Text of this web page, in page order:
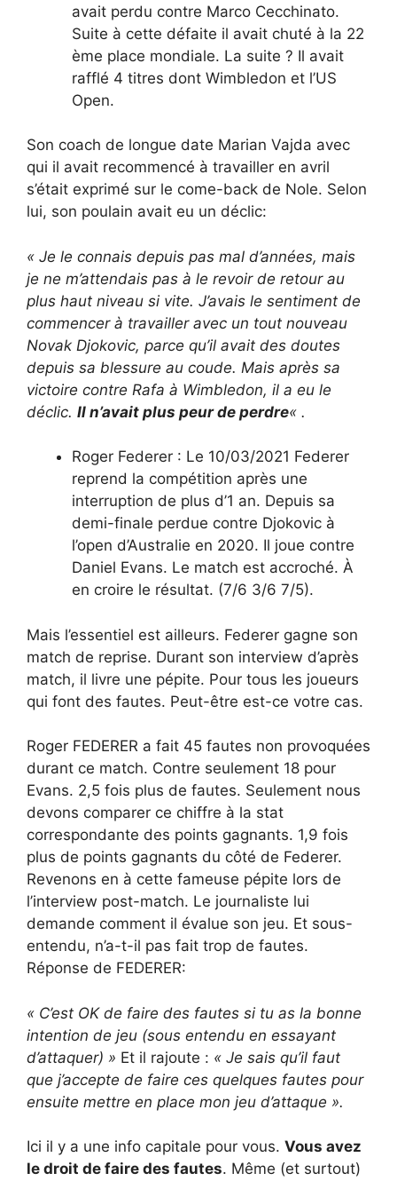
avait perdu contre Marco Cecchinato.
Suite à cette défaite il avait chuté à la 22
ème place mondiale. La suite ? Il avait
rafflé 4 titres dont Wimbledon et l’US
Open.
Son coach de longue date Marian Vajda avec
qui il avait recommencé à travailler en avril
s’était exprimé sur le come-back de Nole. Selon
lui, son poulain avait eu un déclic:
« Je le connais depuis pas mal d’années, mais
je ne m’attendais pas à le revoir de retour au
plus haut niveau si vite. J’avais le sentiment de
commencer à travailler avec un tout nouveau
Novak Djokovic, parce qu’il avait des doutes
depuis sa blessure au coude. Mais après sa
victoire contre Rafa à Wimbledon, il a eu le
déclic. Il n’avait plus peur de perdre« .
Roger Federer : Le 10/03/2021 Federer
reprend la compétition après une
interruption de plus d’1 an. Depuis sa
demi-finale perdue contre Djokovic à
l’open d’Australie en 2020. Il joue contre
Daniel Evans. Le match est accroché. À
en croire le résultat. (7/6 3/6 7/5).
Mais l’essentiel est ailleurs. Federer gagne son
match de reprise. Durant son interview d’après
match, il livre une pépite. Pour tous les joueurs
qui font des fautes. Peut-être est-ce votre cas.
Roger FEDERER a fait 45 fautes non provoquées
durant ce match. Contre seulement 18 pour
Evans. 2,5 fois plus de fautes. Seulement nous
devons comparer ce chiffre à la stat
correspondante des points gagnants. 1,9 fois
plus de points gagnants du côté de Federer.
Revenons en à cette fameuse pépite lors de
l’interview post-match. Le journaliste lui
demande comment il évalue son jeu. Et sous-
entendu, n’a-t-il pas fait trop de fautes.
Réponse de FEDERER:
« C’est OK de faire des fautes si tu as la bonne
intention de jeu (sous entendu en essayant
d’attaquer) » Et il rajoute : « Je sais qu’il faut
que j’accepte de faire ces quelques fautes pour
ensuite mettre en place mon jeu d’attaque ».
Ici il y a une info capitale pour vous. Vous avez
le droit de faire des fautes. Même (et surtout)